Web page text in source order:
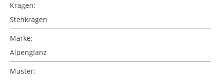
Kragen:
Stehkragen
Marke:
Alpenglanz
Muster: